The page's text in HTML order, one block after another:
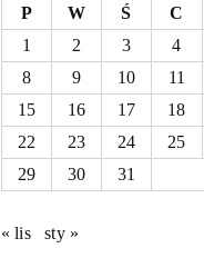
P
W Ś C
1
2 3 4
8
9 10 11
15
16 17 18
22
23 24 25
29
30 31
« lis sty »